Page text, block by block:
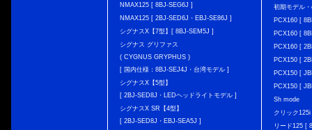
NMAX125 [ 8BJ-SEG6J ]
NMAX125 [ 2BJ-SED6J・EBJ-SE86J ]
シグナスX【7型】[ 8BJ-SEM5J ]
シグナス グリファス
( CYGNUS GRYPHUS )
[ 国内仕様：8BJ-SEJ4J・台湾モデル ]
シグナスX【5型】
[ 2BJ-SED8J・LEDヘッドライトモデル ]
シグナスX SR【4型】
[ 2BJ-SED8J・EBJ-SEA5J ]
初期モデル
PCX160 [
PCX160 [
PCX160 [
PCX150 [
PCX150 [
PCX150 [
Sh mode
クリック
リード125 [